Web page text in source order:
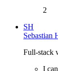
2
SH
Sebastian
Full-stack
I